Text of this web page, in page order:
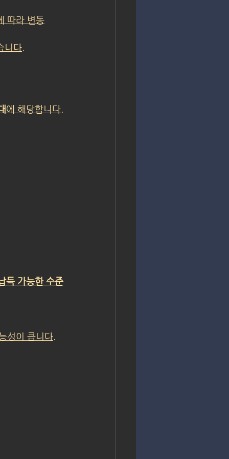
따라 변동
니다.
에 해당합니다.
득 가능한 수준
성이 큽니다.